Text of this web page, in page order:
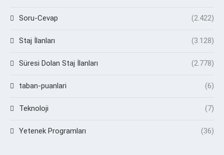
Soru-Cevap (2.422)
Staj İlanları (3.128)
Süresi Dolan Staj İlanları (2.778)
taban-puanlari (6)
Teknoloji (7)
Yetenek Programları (36)